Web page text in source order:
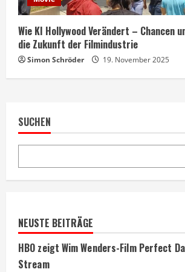
Wie KI Hollywood Verändert – Chancen
die Zukunft der Filmindustrie
Simon Schröder 19. November 2025
SUCHEN
NEUSTE BEITRÄGE
HBO zeigt Wim Wenders-Film Perfect
Stream